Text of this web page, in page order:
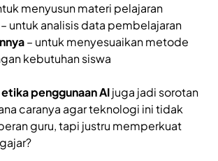
menyusun materi pelajaran
– untuk analisis data pembelajaran
– untuk menyesuaikan metode
kebutuhan siswa
etika penggunaan AIjuga jadi sorotan
caranya agar teknologi ini tidak
guru, tapi justru memperkuat